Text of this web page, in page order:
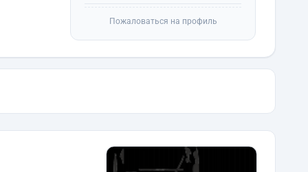
Пожаловаться на профиль